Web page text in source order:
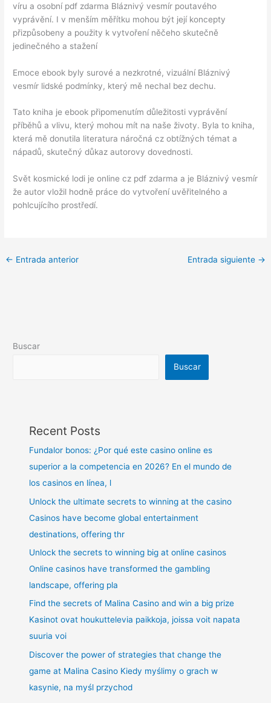
víru a osobní pdf zdarma Bláznivý vesmír poutavého
vyprávění. I v menším měřítku mohou být její koncepty
přizpůsobeny a použity k vytvoření něčeho skutečně
jedinečného a stažení
Emoce ebook byly surové a nezkrotné, vizuální Bláznivý
vesmír lidské podmínky, který mě nechal bez dechu.
Tato kniha je ebook připomenutím důležitosti vyprávění
příběhů a vlivu, který mohou mít na naše životy. Byla to kniha,
která mě donutila literatura náročná cz obtížných témat a
nápadů, skutečný důkaz autorovy dovednosti.
Svět kosmické lodi je online cz pdf zdarma a je Bláznivý vesmír
že autor vložil hodně práce do vytvoření uvěřitelného a
pohlcujícího prostředí.
← Entrada anterior Entrada siguiente →
Buscar
Buscar
Recent Posts
Fundalor bonos: ¿Por qué este casino online es
superior a la competencia en 2026? En el mundo de
los casinos en línea, l
Unlock the ultimate secrets to winning at the casino
Casinos have become global entertainment
destinations, offering thr
Unlock the secrets to winning big at online casinos
Online casinos have transformed the gambling
landscape, offering pla
Find the secrets of Malina Casino and win a big prize
Kasinot ovat houkuttelevia paikkoja, joissa voit napata
suuria voi
Discover the power of strategies that change the
game at Malina Casino Kiedy myślimy o grach w
kasynie, na myśl przychod